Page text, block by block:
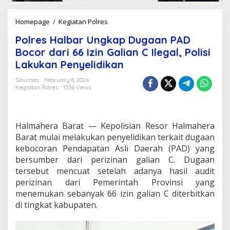
Homepage / Kegiatan Polres
l
r
e
s
r
U
n
g
k
a
p
D
u
Polres Halbar Ungkap Dugaan PAD
Bocor dari 66 Izin Galian C Ilegal, Polisi
Lakukan Penyelidikan
Sihumas
February 8, 2026
Kegiatan Polres
1536 Views
Halmahera Barat — Kepolisian Resor Halmahera
Barat mulai melakukan penyelidikan terkait dugaan
kebocoran Pendapatan Asli Daerah (PAD) yang
bersumber dari perizinan galian C. Dugaan
tersebut mencuat setelah adanya hasil audit
perizinan dari Pemerintah Provinsi yang
menemukan sebanyak 66 izin galian C diterbitkan
di tingkat kabupaten.